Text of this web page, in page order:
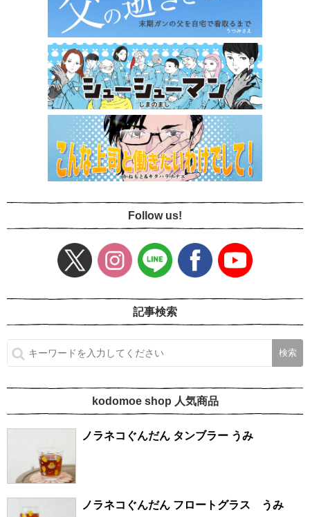
Follow us!
記事検索
kodomoe shop 人気商品
ノラネコぐんだん タンブラー うみ
ノラネコぐんだん フロートグラス うみ